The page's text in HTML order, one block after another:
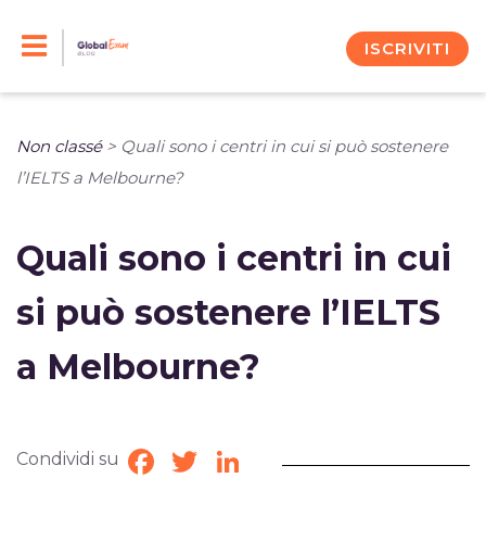
ISCRIVITI
Non classé> Quali sono i centri in cui si può sostenere
l’IELTS a Melbourne?
Quali sono i centri in cui
si può sostenere l’IELTS
a Melbourne?
Condividi su Facebook
TwitterLinkedIn